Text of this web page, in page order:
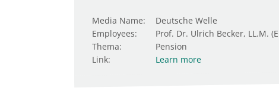
Media Name:
Deutsche Welle
Employees:
Prof. Dr. Ulrich Becker, LL.M.
Thema:
Pension
Link:
Learn more